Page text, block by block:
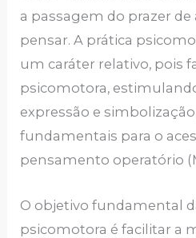
a passagem do prazer de
pensar. A prática
um caráter relativo, pois
psicomotora,
expressão e
fundamentais para o
pensamento operatório
O objetivo fundamental
psicomotora é facilitar a